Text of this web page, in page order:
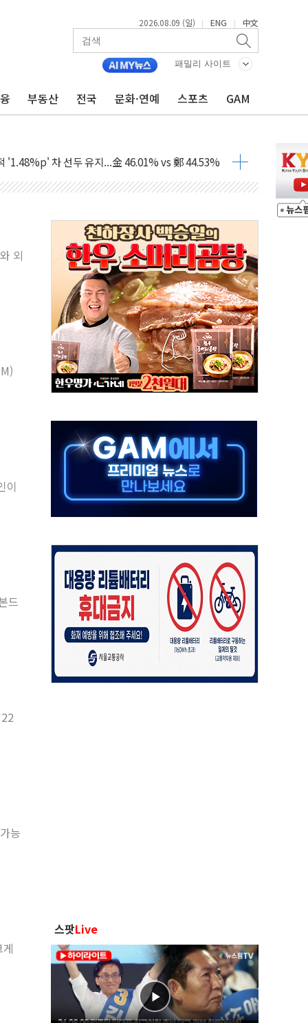
2026.08.09 (일) | ENG | 中文
패밀리 사이트
부동산 전국 문화·연예 스포츠 GAM
발생…작업자 1명 숨져
강 AI융합실증센터' 들어선다
'1.48%p' 차 선두 유지...金 46.01% vs 鄭 44.53%
기 당선...합산득표율 68.63%
서 정청래에 승리…金 48.54% vs 鄭 44.40%
경선 결과...김민석 48.54% 정청래 44.40%
표...김민석 47.37% 정청래 45.71% 송영길 6.92%
표...정청래 47.82% 김민석 46.35% 송영길 5.83%
표...김민석 50.30% 정청래 41.94% 송영길 7.76%
400명 맞이…"마음 잇는 시간 되길"
확정되나…재상고 앞두고 막판 셈법
복상자' 전달
거꾸로' 논란…이틀만에 철거
대 최대폭 감소한 9.4%↓…유통업계 양극화 심화
사'로 콜롬비아 대통령 취임식 참석
간당 30mm 강한 비...호우 피해 없어
…野 "청년 우롱 기괴" vs 與 "송구한 해프닝"
외
이
드
능
스팟Live